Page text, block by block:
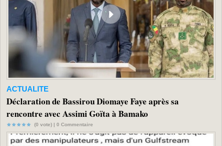
ACTUALITE
Déclaration de Bassirou Diomaye Faye après sa
rencontre avec Assimi Goïta à Bamako
(0 vote) | 0 Commentaire